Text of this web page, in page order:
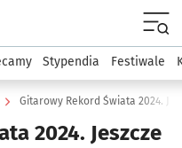
Kultura
Stypendia Festiwale
Gitarowy Rekord Świata 2024.
2024. Jeszcze